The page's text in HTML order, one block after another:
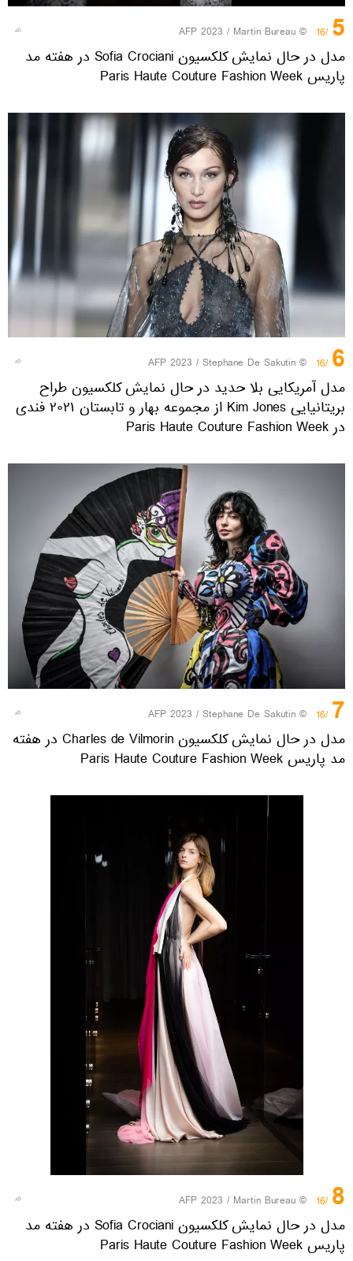
5
/16
© AFP 2023 / Martin Bureau
مدل در حال نمایش کلکسیون Sofia Crociani در هفته مد
پاریس Paris Haute Couture Fashion Week
6
/16
© AFP 2023 / Stephane De Sakutin
مدل آمریکایی بلا حدید در حال نمایش کلکسیون طراح
بریتانیایی Kim Jones از مجموعه بهار و تابستان ۲۰۲۱ فندی
در Paris Haute Couture Fashion Week
7
/16
© AFP 2023 / Stephane De Sakutin
مدل در حال نمایش کلکسیون Charles de Vilmorin در هفته
مد پاریس Paris Haute Couture Fashion Week
8
/16
© AFP 2023 / Martin Bureau
مدل در حال نمایش کلکسیون Sofia Crociani در هفته مد
پاریس Paris Haute Couture Fashion Week